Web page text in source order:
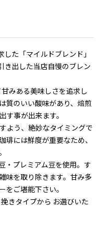
した「マイルドブレンド」
き出した当店自慢のブレン
みある美味しさを追求し
質のいい酸味があり、焙煎
す事が出来ます。
よう、絶妙なタイミングで
琲には鮮度が重要なため、
・プレミアム豆を使用。す
味を取り除きます。甘み多
をご堪能下さい。
きタイプから お選びいた